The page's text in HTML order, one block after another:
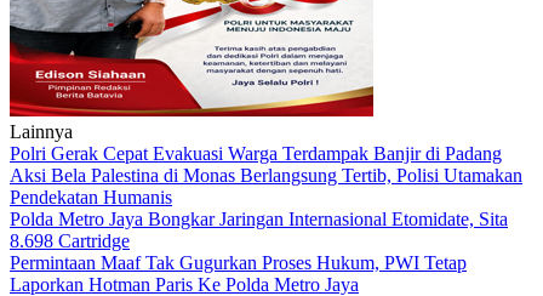
Lainnya
Polri Gerak Cepat Evakuasi Warga Terdampak Banjir di Padang
Aksi Bela Palestina di Monas Berlangsung Tertib, Polisi Utamakan
Pendekatan Humanis
Polda Metro Jaya Bongkar Jaringan Internasional Etomidate, Sita
8.698 Cartridge
Permintaan Maaf Tak Gugurkan Proses Hukum, PWI Tetap
Laporkan Hotman Paris Ke Polda Metro Jaya